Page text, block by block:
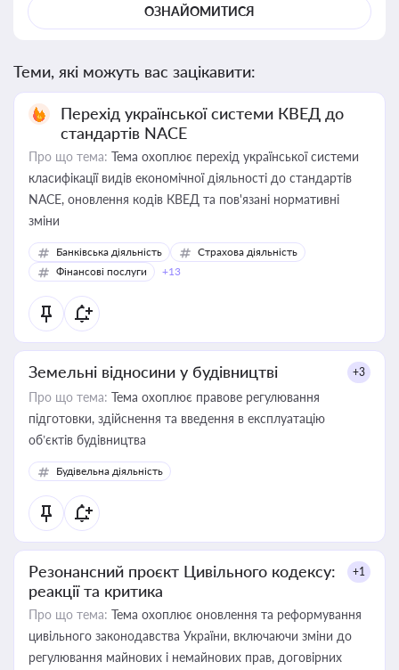
ОЗНАЙОМИТИСЯ
Теми, які можуть вас зацікавити:
Перехід української системи КВЕД до
стандартів NACE
Про що тема: Тема охоплює перехід української системи
класифікації видів економічної діяльності до стандартів
NACE, оновлення кодів КВЕД та пов'язані нормативні
зміни
Банківська діяльність
Страхова діяльність
Фінансові послуги
+13
Земельні відносини у будівництві +3
Про що тема: Тема охоплює правове регулювання
підготовки, здійснення та введення в експлуатацію
об’єктів будівництва
Будівельна діяльність
Резонансний проєкт Цивільного кодексу:
реакції та критика
+1
Про що тема: Тема охоплює оновлення та реформування
цивільного законодавства України, включаючи зміни до
регулювання майнових і немайнових прав, договірних